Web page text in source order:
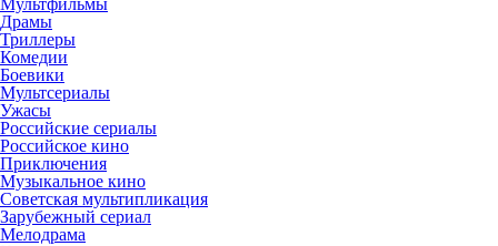
Драмы
Триллеры
Комедии
Боевики
Мультсериалы
Ужасы
Российские сериалы
Российское кино
Приключения
Музыкальное кино
Советская мультипликация
Зарубежный сериал
Мелодрама